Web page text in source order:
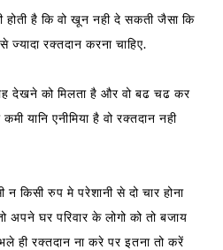
होती है कि वो खून नही दे सकती जैसा कि
ज्यादा रक्तदान करना चाहिए.
देखने को मिलता है और वो बढ चढ कर
यानि एनीमिया है वो रक्तदान नही
किसी रुप मे परेशानी से दो चार होना
अपने घर परिवार के लोगो को तो बजाय
ही रक्तदान ना करे पर इतना तो करें